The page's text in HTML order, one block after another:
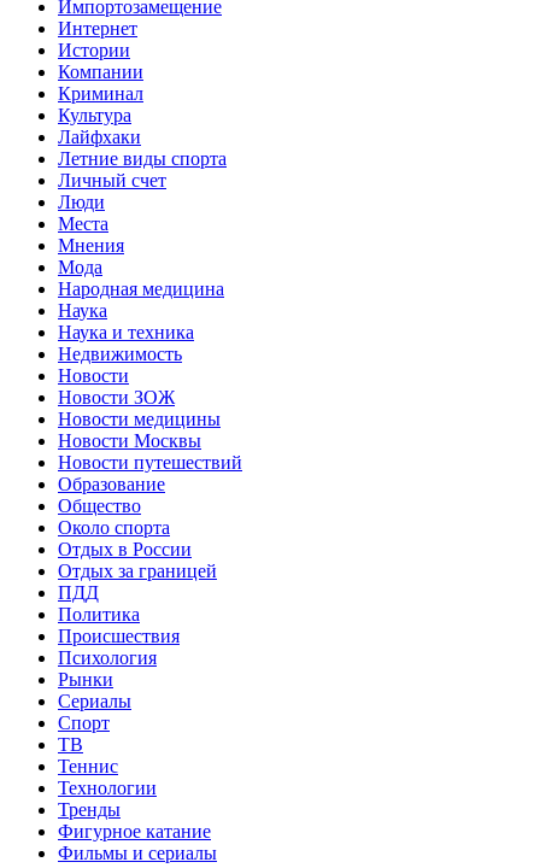
Импортозамещение
Интернет
Истории
Компании
Криминал
Культура
Лайфхаки
Летние виды спорта
Личный счет
Люди
Места
Мнения
Мода
Народная медицина
Наука
Наука и техника
Недвижимость
Новости
Новости ЗОЖ
Новости медицины
Новости Москвы
Новости путешествий
Образование
Общество
Около спорта
Отдых в России
Отдых за границей
ПДД
Политика
Происшествия
Психология
Рынки
Сериалы
Спорт
ТВ
Теннис
Технологии
Тренды
Фигурное катание
Фильмы и сериалы